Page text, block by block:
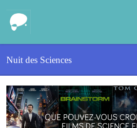
Nuit des Sciences